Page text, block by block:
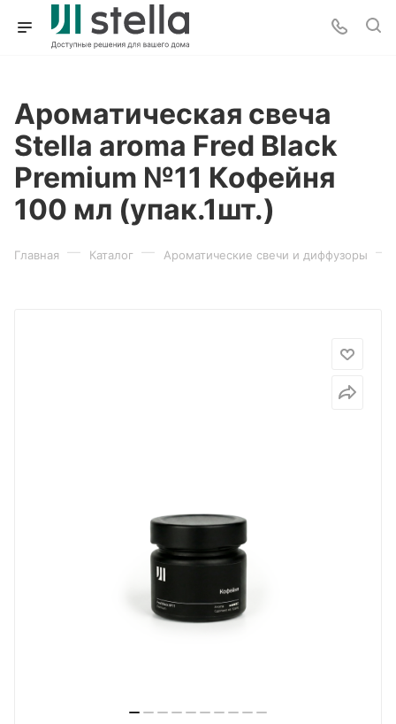
Ароматическая свеча
Stella aroma Fred Black
Premium №11 Кофейня
100 мл (упак.1шт.)
Главная — Каталог — Ароматические свечи и диффузоры —